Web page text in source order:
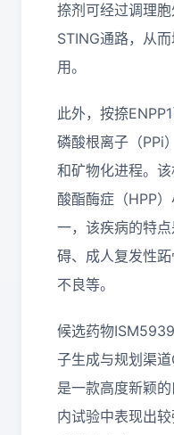
捺剂可经过调理
STING通路，从
用。
此外，按捺
磷酸根离子（PPi
和矿物化进程。
酸酯酶症（HPP
一，该疾病的特
碍、成人复发性
不良等。
候选药物
子生成与规划渠
是一款高度新颖
内试验中表现出